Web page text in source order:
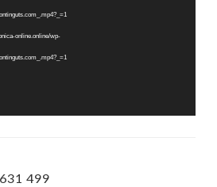
online.online/wp-
499